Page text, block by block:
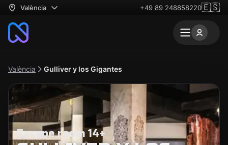
València +49 89 248858220🇪🇸
València Gulliver y los Gigantes
Escape room 14+